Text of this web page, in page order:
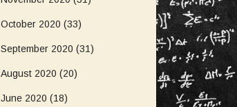
October 2020 (33)
September 2020 (31)
August 2020 (20)
June 2020 (18)